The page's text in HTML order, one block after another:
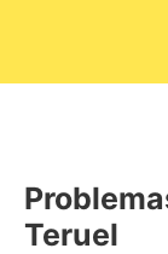
Teruel